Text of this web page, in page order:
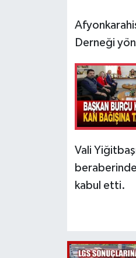
Derneği
Vali
beraberinde
kabul etti.